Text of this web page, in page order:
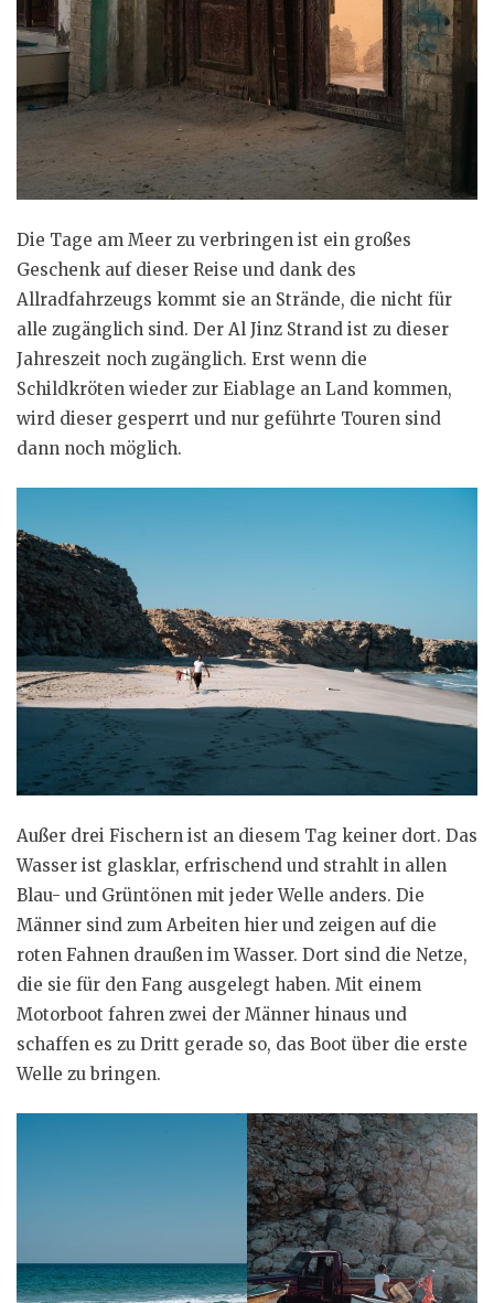
Die Tage am Meer zu verbringen ist ein großes
Geschenk auf dieser Reise und dank des
Allradfahrzeugs kommt sie an Strände, die nicht für
alle zugänglich sind. Der Al Jinz Strand ist zu dieser
Jahreszeit noch zugänglich. Erst wenn die
Schildkröten wieder zur Eiablage an Land kommen,
wird dieser gesperrt und nur geführte Touren sind
dann noch möglich.
Außer drei Fischern ist an diesem Tag keiner dort. Das
Wasser ist glasklar, erfrischend und strahlt in allen
Blau- und Grüntönen mit jeder Welle anders. Die
Männer sind zum Arbeiten hier und zeigen auf die
roten Fahnen draußen im Wasser. Dort sind die Netze,
die sie für den Fang ausgelegt haben. Mit einem
Motorboot fahren zwei der Männer hinaus und
schaffen es zu Dritt gerade so, das Boot über die erste
Welle zu bringen.